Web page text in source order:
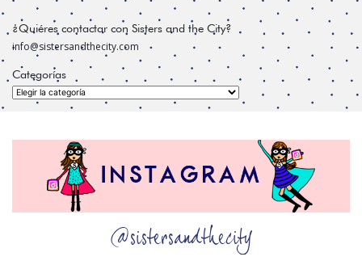
¿Quiéres contactar con Sisters and the City?
info@sistersandthecity.com
Categorías
Categorías
@sistersandthecity